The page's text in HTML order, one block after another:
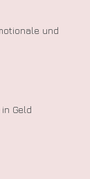
und
Geld